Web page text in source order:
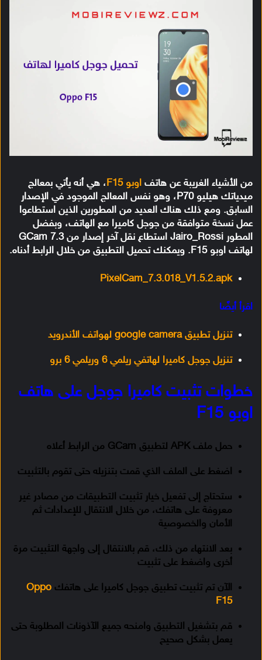
من الأشياء الغريبة عن هاتف اوبو F15
، هي أنه يأتي بمعالج
ميدياتك هيليو P70، وهو نفس المعالج الموجود في الإصدار
السابق. ومع ذلك هناك العديد من المطورين الذين استطاعوا
عمل نسخة متوافقة من جوجل كاميرا مع الهاتف، وبفضل
المطور Jairo_Rossi استطاع نقل آخر إصدار من GCam 7.3
لهاتف اوبو F15. ويمكنك تحميل التطبيق من خلال الرابط أدناه.
PixelCam_7.3.018_V1.5.2.apk
اقرأ أيضًا
تنزيل تطبيق google camera لهواتف الأندرويد
تنزيل جوجل كاميرا لهاتفي ريلمي 6 وريلمي 6 برو
خطوات تثبيت كاميرا جوجل على هاتف
اوبو F15
حمل ملف APK لتطبيق GCam من الرابط أعلاه
اضغط على الملف الذي قمت بتنزيله حتى تقوم بالتثبيت
ستحتاج إلى تفعيل خيار تثبيت التطبيقات من مصادر غير
معروفة على هاتفك، من خلال الانتقال للإعدادات ثم
الأمان والخصوصية
بعد الانتهاء من ذلك، قم بالانتقال إلى واجهة التثبيت مرة
أخرى واضغط على تثبيت
الآن تم تثبيت تطبيق جوجل كاميرا على هاتفك Oppo
F15
قم بتشغيل التطبيق وامنحه جميع الآذونات المطلوبة حتى
يعمل بشكل صحيح